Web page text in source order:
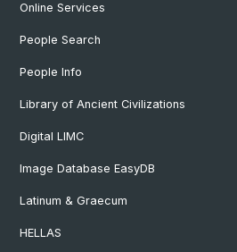
Online Services
People Search
People Info
Library of Ancient Civilizations
Digital LIMC
Image Database EasyDB
Latinum & Graecum
HELLAS